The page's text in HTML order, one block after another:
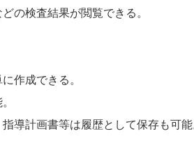
の検査結果が閲覧できる。
作成できる。
導計画書等は履歴として保存も可能